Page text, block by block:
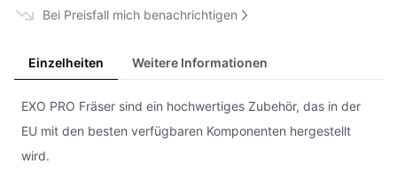
Bei Preisfall mich benachrichtigen
Einzelheiten Weitere Informationen
EXO PRO Fräser sind ein hochwertiges Zubehör, das in der
EU mit den besten verfügbaren Komponenten hergestellt
wird.